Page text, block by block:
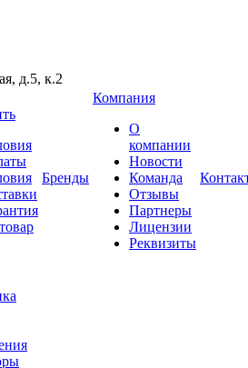
д.5, к.2
Бренды
Компания
О
компании
Новости
Команда
Отзывы
Партнеры
Лицензии
Реквизиты